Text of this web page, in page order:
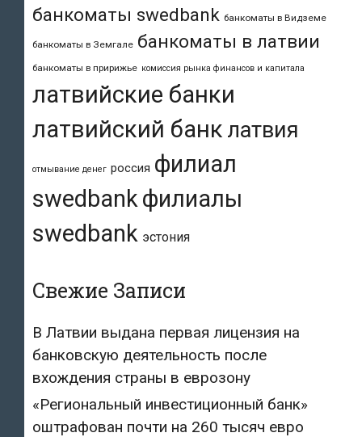
банкоматы swedbank банкоматы в Видземе
банкоматы в Земгале банкоматы в латвии
банкоматы в пририжье комиссия рынка финансов и капитала
латвийские банки
латвийский банк латвия
отмывание денег россия филиал
swedbankфилиалы
swedbank эстония
Свежие Записи
В Латвии выдана первая лицензия на
банковскую деятельность после
вхождения страны в еврозону
«Региональный инвестиционный банк»
оштрафован почти на 260 тысяч евро